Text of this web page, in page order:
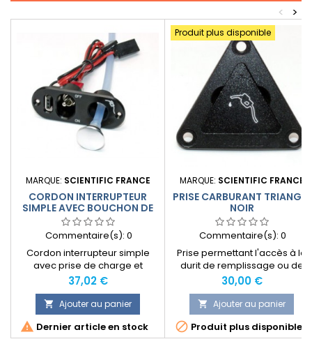
>
<
MARQUE: SCIENTIFIC FRANCE
CORDON INTERRUPTEUR
SIMPLE AVEC BOUCHON DE
REMPLISSAGE
Commentaire(s): 0
Cordon interrupteur simple
avec prise de charge et
bouchon de remplissage et de
vidange du réservoir. Support
en aluminium. Prises type "JR".
Durit non-fournie.
Prix
37,02 €
 Ajouter au panier
 Dernier article en stock
Produit plus disponible
MARQUE: SCIENTIFIC FRANCE
PRISE CARBURANT TRIANGLE
NOIR
Commentaire(s): 0
Prise permettant l'accès à la
durit de remplissage ou de
vidange, forme triangulaire.
Prix
30,00 €
 Ajouter au panier
 Produit plus disponible